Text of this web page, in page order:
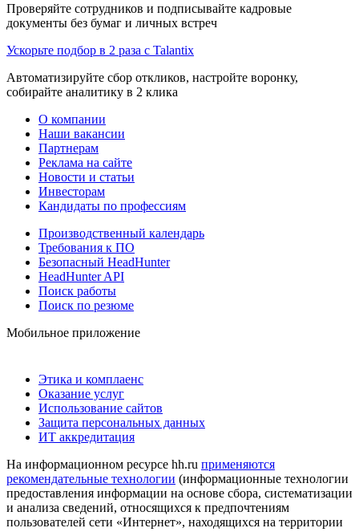
Проверяйте сотрудников и подписывайте кадровые
документы без бумаг и личных встреч
Ускорьте подбор в 2 раза с Talantix
Автоматизируйте сбор откликов, настройте воронку,
собирайте аналитику в 2 клика
О компании
Наши вакансии
Партнерам
Реклама на сайте
Новости и статьи
Инвесторам
Кандидаты по профессиям
Производственный календарь
Требования к ПО
Безопасный HeadHunter
HeadHunter API
Поиск работы
Поиск по резюме
Мобильное приложение
Этика и комплаенс
Оказание услуг
Использование сайтов
Защита персональных данных
ИТ аккредитация
На информационном ресурсе hh.ru применяются
рекомендательные технологии (информационные технологии
предоставления информации на основе сбора, систематизации
и анализа сведений, относящихся к предпочтениям
пользователей сети «Интернет», находящихся на территории